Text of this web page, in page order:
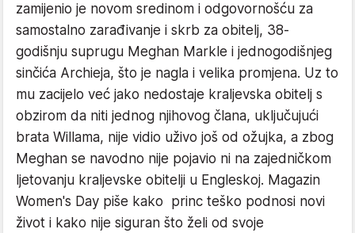
zamijenio je novom sredinom i odgovornošću za
samostalno zarađivanje i skrb za obitelj, 38-
godišnju suprugu Meghan Markle i jednogodišnjeg
sinčića Archieja, što je nagla i velika promjena. Uz to
mu zacijelo već jako nedostaje kraljevska obitelj s
obzirom da niti jednog njihovog člana, uključujući
brata Willama, nije vidio uživo još od ožujka, a zbog
Meghan se navodno nije pojavio ni na zajedničkom
ljetovanju kraljevske obitelji u Engleskoj. Magazin
Women's Day piše kako princ teško podnosi novi
život i kako nije siguran što želi od svoje